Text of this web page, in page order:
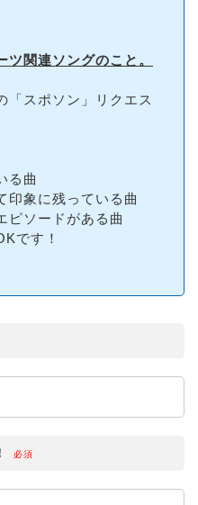
ツ関連ソングのこと。
「スポソン」リクエス
る曲
印象に残っている曲
ピソードがある曲
です！
必須